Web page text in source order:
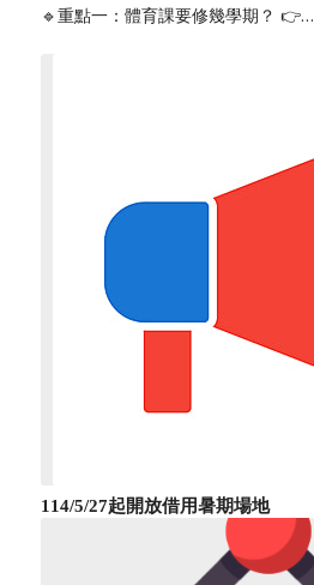
🔹重點一：體育課要修幾學期？ 👉…
114/5/27起開放借用暑期場地